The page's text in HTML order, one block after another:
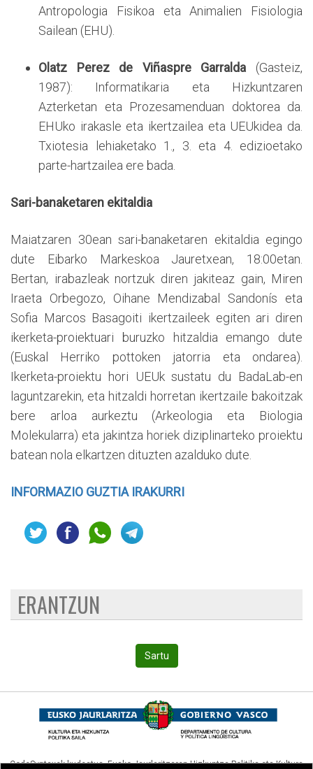
Antropologia Fisikoa eta Animalien Fisiologia
Sailean (EHU).
Olatz Perez de Viñaspre Garralda (Gasteiz,
1987): Informatikaria eta Hizkuntzaren
Azterketan eta Prozesamenduan doktorea da.
EHUko irakasle eta ikertzailea eta UEUkidea da.
Txiotesia lehiaketako 1., 3. eta 4. edizioetako
parte-hartzailea ere bada.
Sari-banaketaren ekitaldia
Maiatzaren 30ean sari-banaketaren ekitaldia egingo
dute Eibarko Markeskoa Jauretxean, 18:00etan.
Bertan, irabazleak nortzuk diren jakiteaz gain, Miren
Iraeta Orbegozo, Oihane Mendizabal Sandonís eta
Sofia Marcos Basagoiti ikertzaileek egiten ari diren
ikerketa-proiektuari buruzko hitzaldia emango dute
(Euskal Herriko pottoken jatorria eta ondarea).
Ikerketa-proiektu hori UEUk sustatu du BadaLab-en
laguntzarekin, eta hitzaldi horretan ikertzaile bakoitzak
bere arloa aurkeztu (Arkeologia eta Biologia
Molekularra) eta jakintza horiek diziplinarteko proiektu
batean nola elkartzen dituzten azalduko dute.
INFORMAZIO GUZTIA IRAKURRI
ERANTZUN
Sartu
CodeSyntaxek kudeatua,Eusko Jaurlaritzaren Hizkuntza Politika eta Kultura